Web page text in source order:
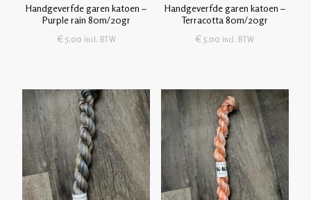
Handgeverfde garen katoen –
Purple rain 80m/20gr
€ 5,00 incl. BTW
Handgeverfde garen katoen –
Terracotta 80m/20gr
€ 5,00 incl. BTW